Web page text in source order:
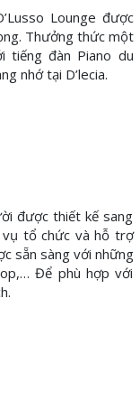
Lounge được
Thưởng thức một
tiếng đàn Piano du
nhớ tại D’lecia.
được thiết kế sang
vụ tổ chức và hỗ trợ
sẵn sàng với những
Để phù hợp với